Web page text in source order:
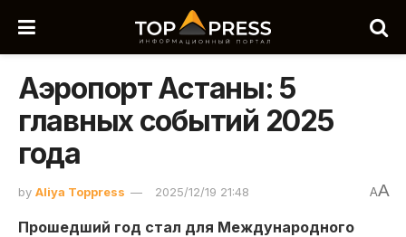
Аэропорт Астаны: 5
главных событий 2025
года
by Aliya Toppress 2025/12/19 21:48 AA
Прошедший год стал для Международного